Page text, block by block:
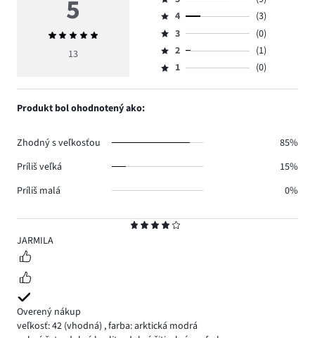
4
JARMILA
Overený nákup
veľkosť: 42 (vhodná) ,farba: arktická modrá
5
Priemerné
hodnotenie
13
Hodnotenie
5,
počet
hlasov
9.
Hodnotenie
4,
počet
hlasov
4
(3)
Hodnotenie
3,
počet
3
(0)
Hodnotenie
2,
2
(1)
Hodnotenie
1,
1 (0)
Produkt bol ohodnotený ako:
Zhodný s veľkosťou
85%
Príliš veľká
15%
Príliš malá
0%